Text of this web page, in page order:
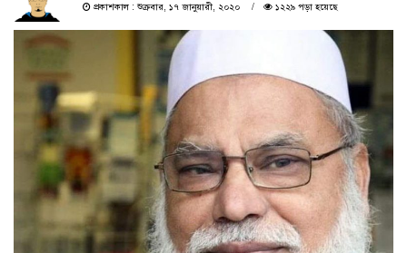
প্রকাশকাল : শুক্রবার, ১৭ জানুয়ারী, ২০২০
১২২৯ পড়া হয়েছে